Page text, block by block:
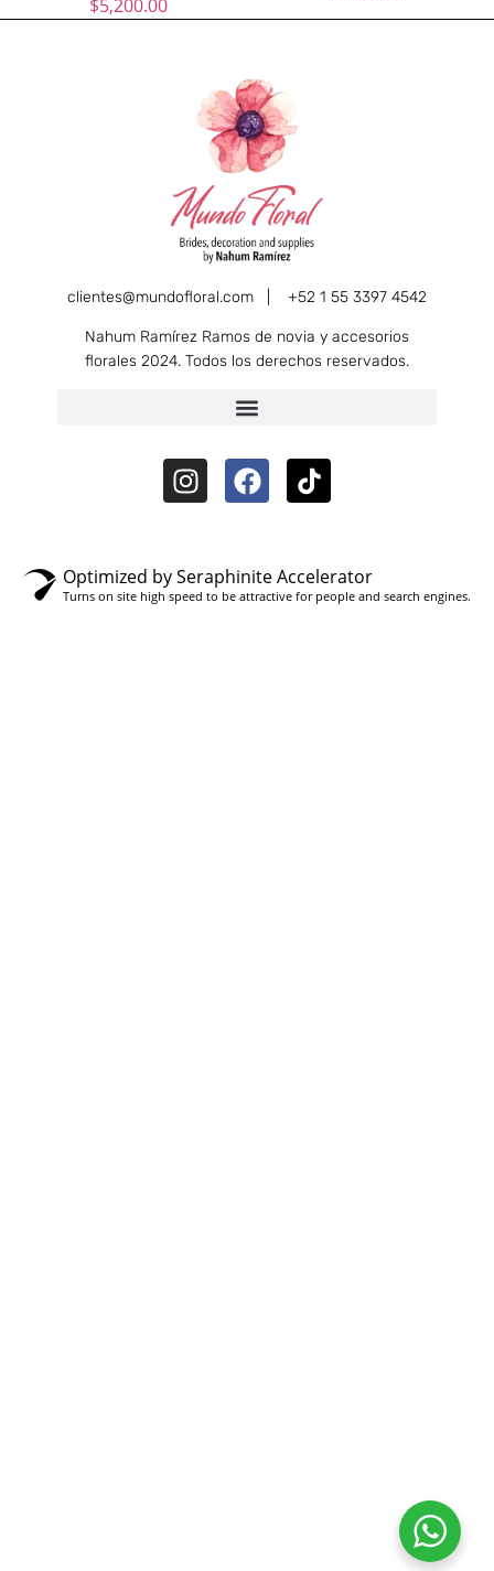
$5,200.00
clientes@mundofloral.com | +52 1 55 3397 4542
Nahum Ramírez Ramos de novia y accesorios
florales 2024. Todos los derechos reservados.
Optimized by Seraphinite Accelerator
Turns on site high speed to be attractive for people and search engines.